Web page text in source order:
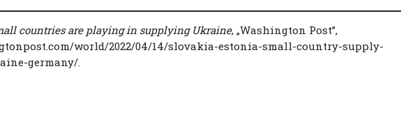
countries are playing in supplying Ukraine, „Washington Post”,
world/2022/04/14/slovakia-estonia-small-country-supply-
germany/.